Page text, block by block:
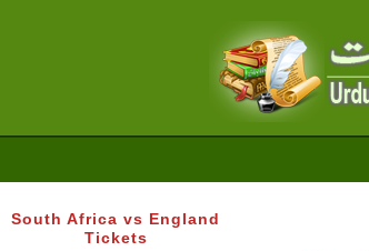
South Africa vs England
Tickets